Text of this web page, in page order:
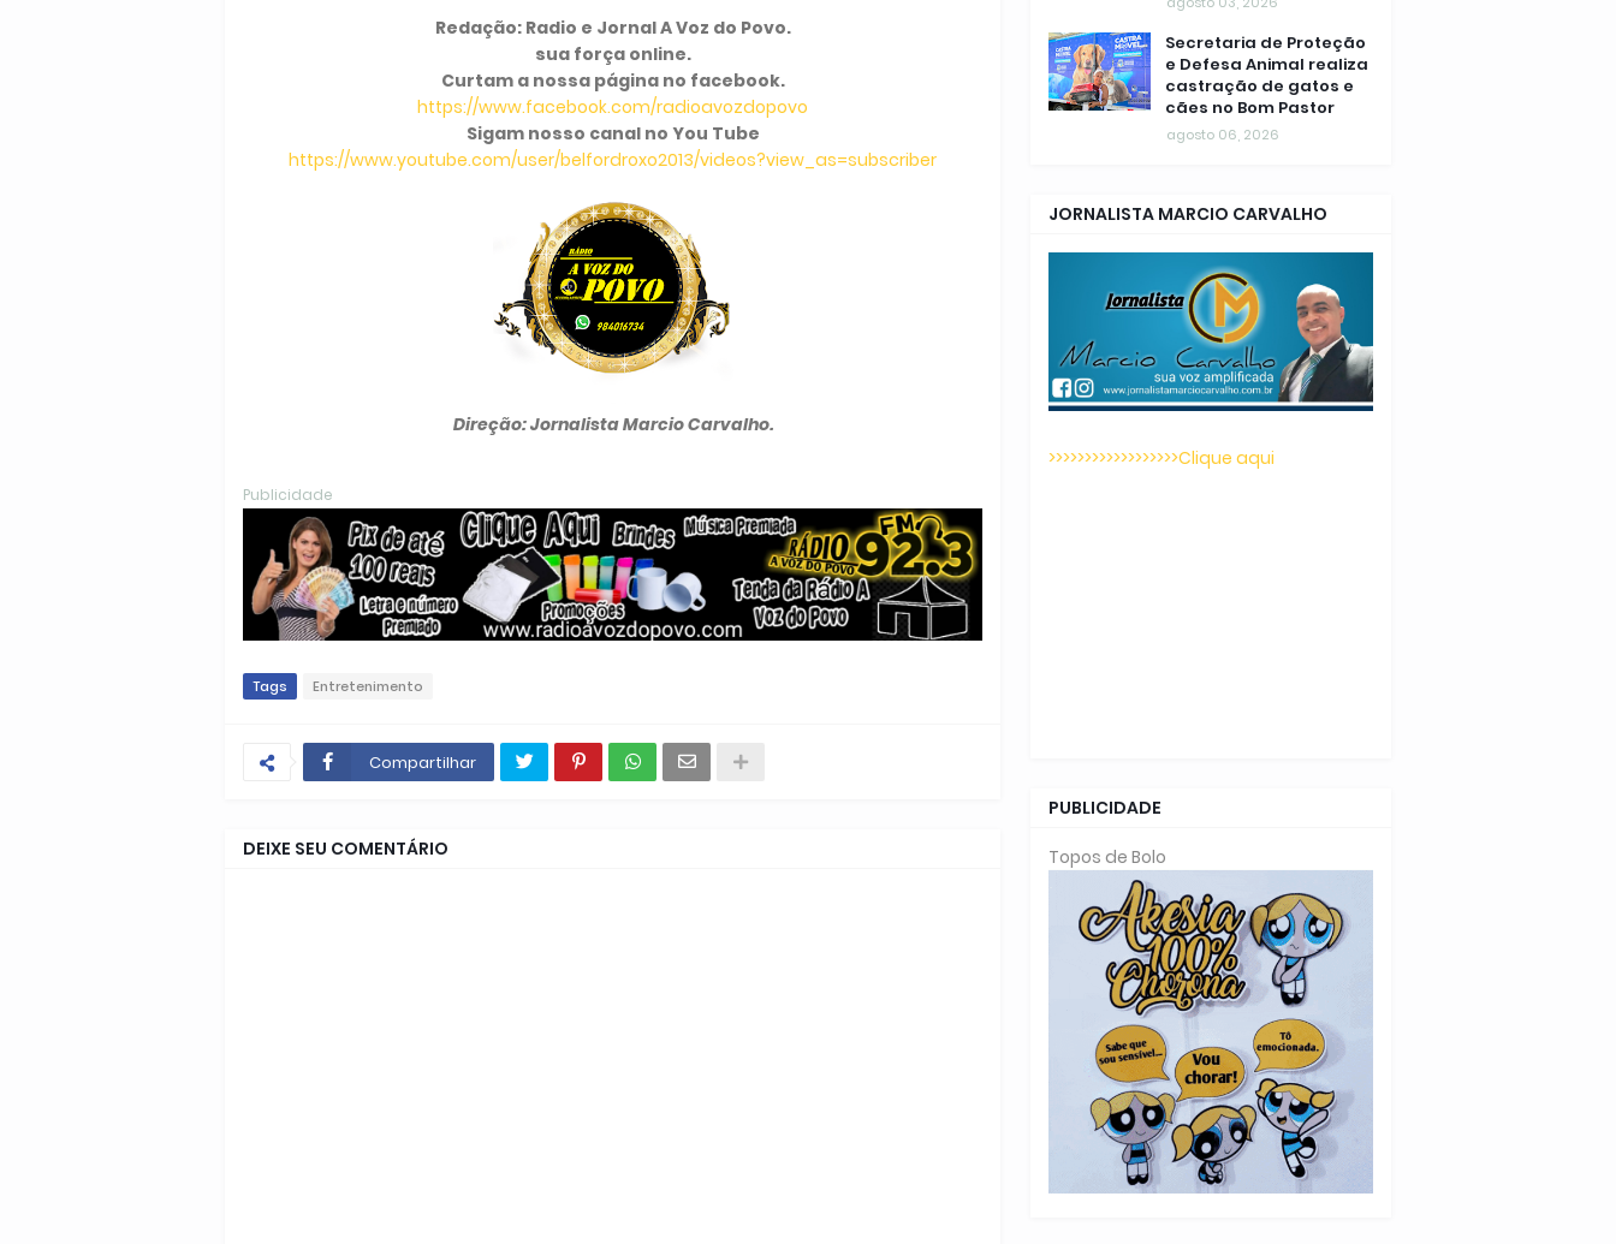
Redação: Radio e Jornal A Voz do Povo.
sua força online.
Curtam a nossa página no facebook.
https://www.facebook.com/radioavozdopovo
Sigam nosso canal no You Tube
https://www.youtube.com/user/belfordroxo2013/videos?view_as=subscriber
Direção: Jornalista Marcio Carvalho.
Publicidade
Tags Entretenimento
Compartilhar
DEIXE SEU COMENTÁRIO
Secretaria de Proteção
e Defesa Animal realiza
castração de gatos e
cães no Bom Pastor
agosto 06, 2026
JORNALISTA MARCIO CARVALHO
>>>>>>>>>>>>>>>>>>Clique aqui
PUBLICIDADE
Topos de Bolo